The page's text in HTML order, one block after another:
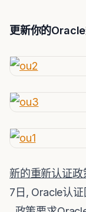
更新你的Oracle
新的重新认证政
7日, Oracle认